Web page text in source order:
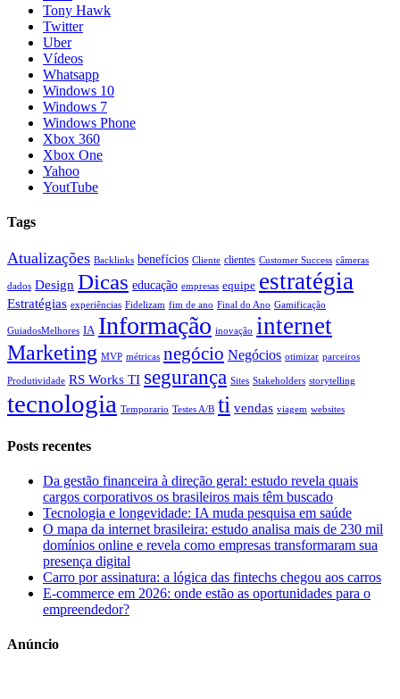
Tony Hawk
Twitter
Uber
Vídeos
Whatsapp
Windows 10
Windows 7
Windows Phone
Xbox 360
Xbox One
Yahoo
YoutTube
Tags
Atualizações Backlinks benefícios Cliente clientes Customer Success câmeras
dados Design Dicas educação empresas equipe estratégia
Estratégias experiências Fidelizam fim de ano Final do Ano Gamificação
GuiadosMelhores IA Informação inovação internet
Marketing MVP métricas negócio Negócios otimizar parceiros
Produtividade RS Works TI segurança Sites Stakeholders storytelling
tecnologia Temporario Testes A/B ti vendas viagem websites
Posts recentes
Da gestão financeira à direção geral: estudo revela quais
cargos corporativos os brasileiros mais têm buscado
Tecnologia e longevidade: IA muda pesquisa em saúde
O mapa da internet brasileira: estudo analisa mais de 230 mil
domínios online e revela como empresas transformaram sua
presença digital
Carro por assinatura: a lógica das fintechs chegou aos carros
E-commerce em 2026: onde estão as oportunidades para o
empreendedor?
Anúncio